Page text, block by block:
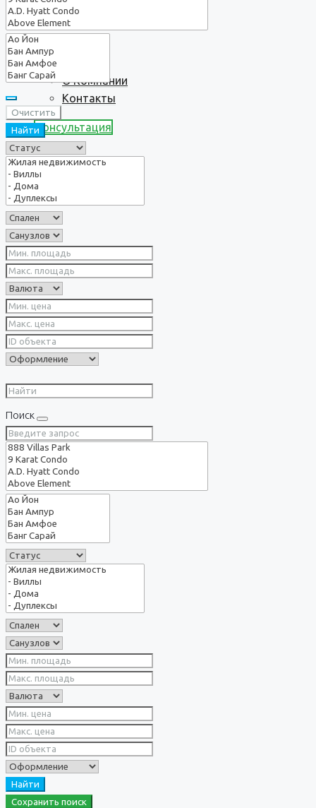
О нас
О Компании
Контакты
Консультация
Очистить
Найти
Поиск
Найти
Сохранить поиск